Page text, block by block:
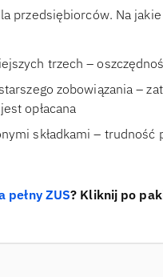
przedsiębiorców. Na
trzech –
zobowiązania –
opłacana
składkami –
pełny ZUS? Kliknij po